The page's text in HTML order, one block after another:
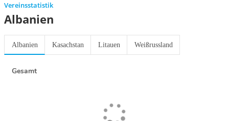
Vereinsstatistik
Albanien
Albanien Kasachstan Litauen Weißrussland
Gesamt